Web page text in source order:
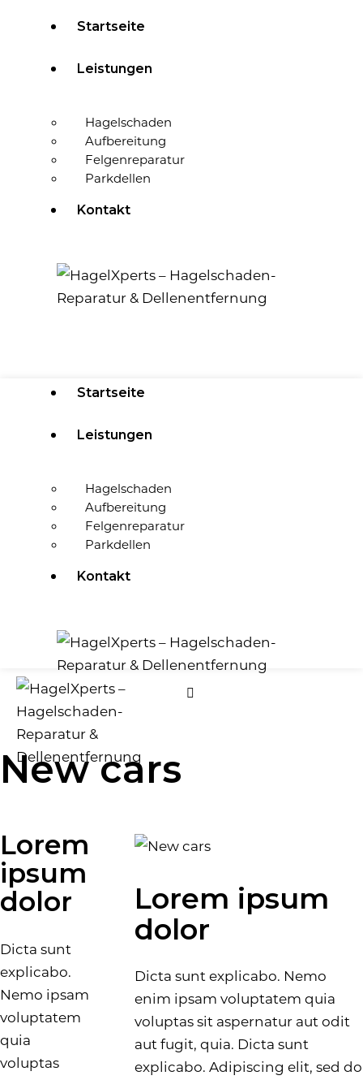
Startseite
Leistungen
Hagelschaden
Aufbereitung
Felgenreparatur
Parkdellen
Kontakt
Startseite
Leistungen
Hagelschaden
Aufbereitung
Felgenreparatur
Parkdellen
Kontakt
New cars
Lorem
ipsum
dolor
Dicta sunt
explicabo.
Nemo ipsam
voluptatem
quia
voluptas
Lorem ipsum
dolor
Dicta sunt explicabo. Nemo
enim ipsam voluptatem quia
voluptas sit aspernatur aut odit
aut fugit, quia. Dicta sunt
explicabo. Adipiscing elit, sed do